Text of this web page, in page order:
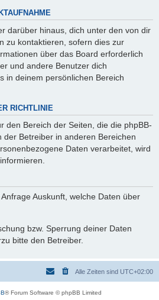
darüber hinaus, dich unter den von dir
zu kontaktieren, sofern dies zur
über das Board erforderlich
und andere Benutzer dich
in deinem persönlichen Bereich
RICHTLINIE
den Bereich der Seiten, die die phpBB-
der Betreiber in anderen Bereichen
Daten verarbeitet, wird
Auskunft, welche Daten über
bzw. Sperrung deiner Daten
bitte den Betreiber.
Alle Zeiten sind UTC+02:00
® Forum Software © phpBB Limited